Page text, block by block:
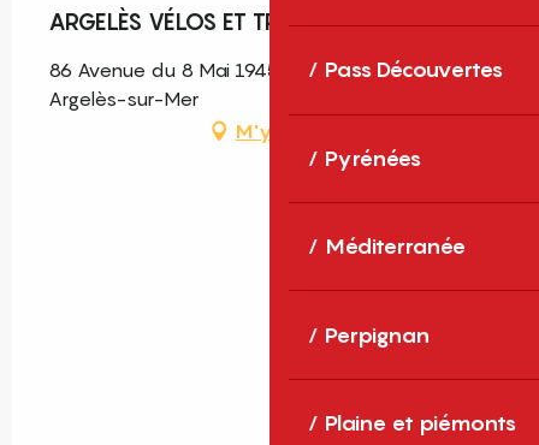
Pass Découvertes
Pyrénées
Méditerranée
Perpignan
Plaine et piémonts
ARGELÈS VÉLOS ET TROTTINETTES
86 Avenue du 8 Mai 1945, Argelès-Village, 66700
Argelès-sur-Mer
M'y rendre